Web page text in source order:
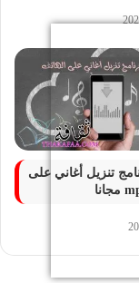
تنزيل أغاني على